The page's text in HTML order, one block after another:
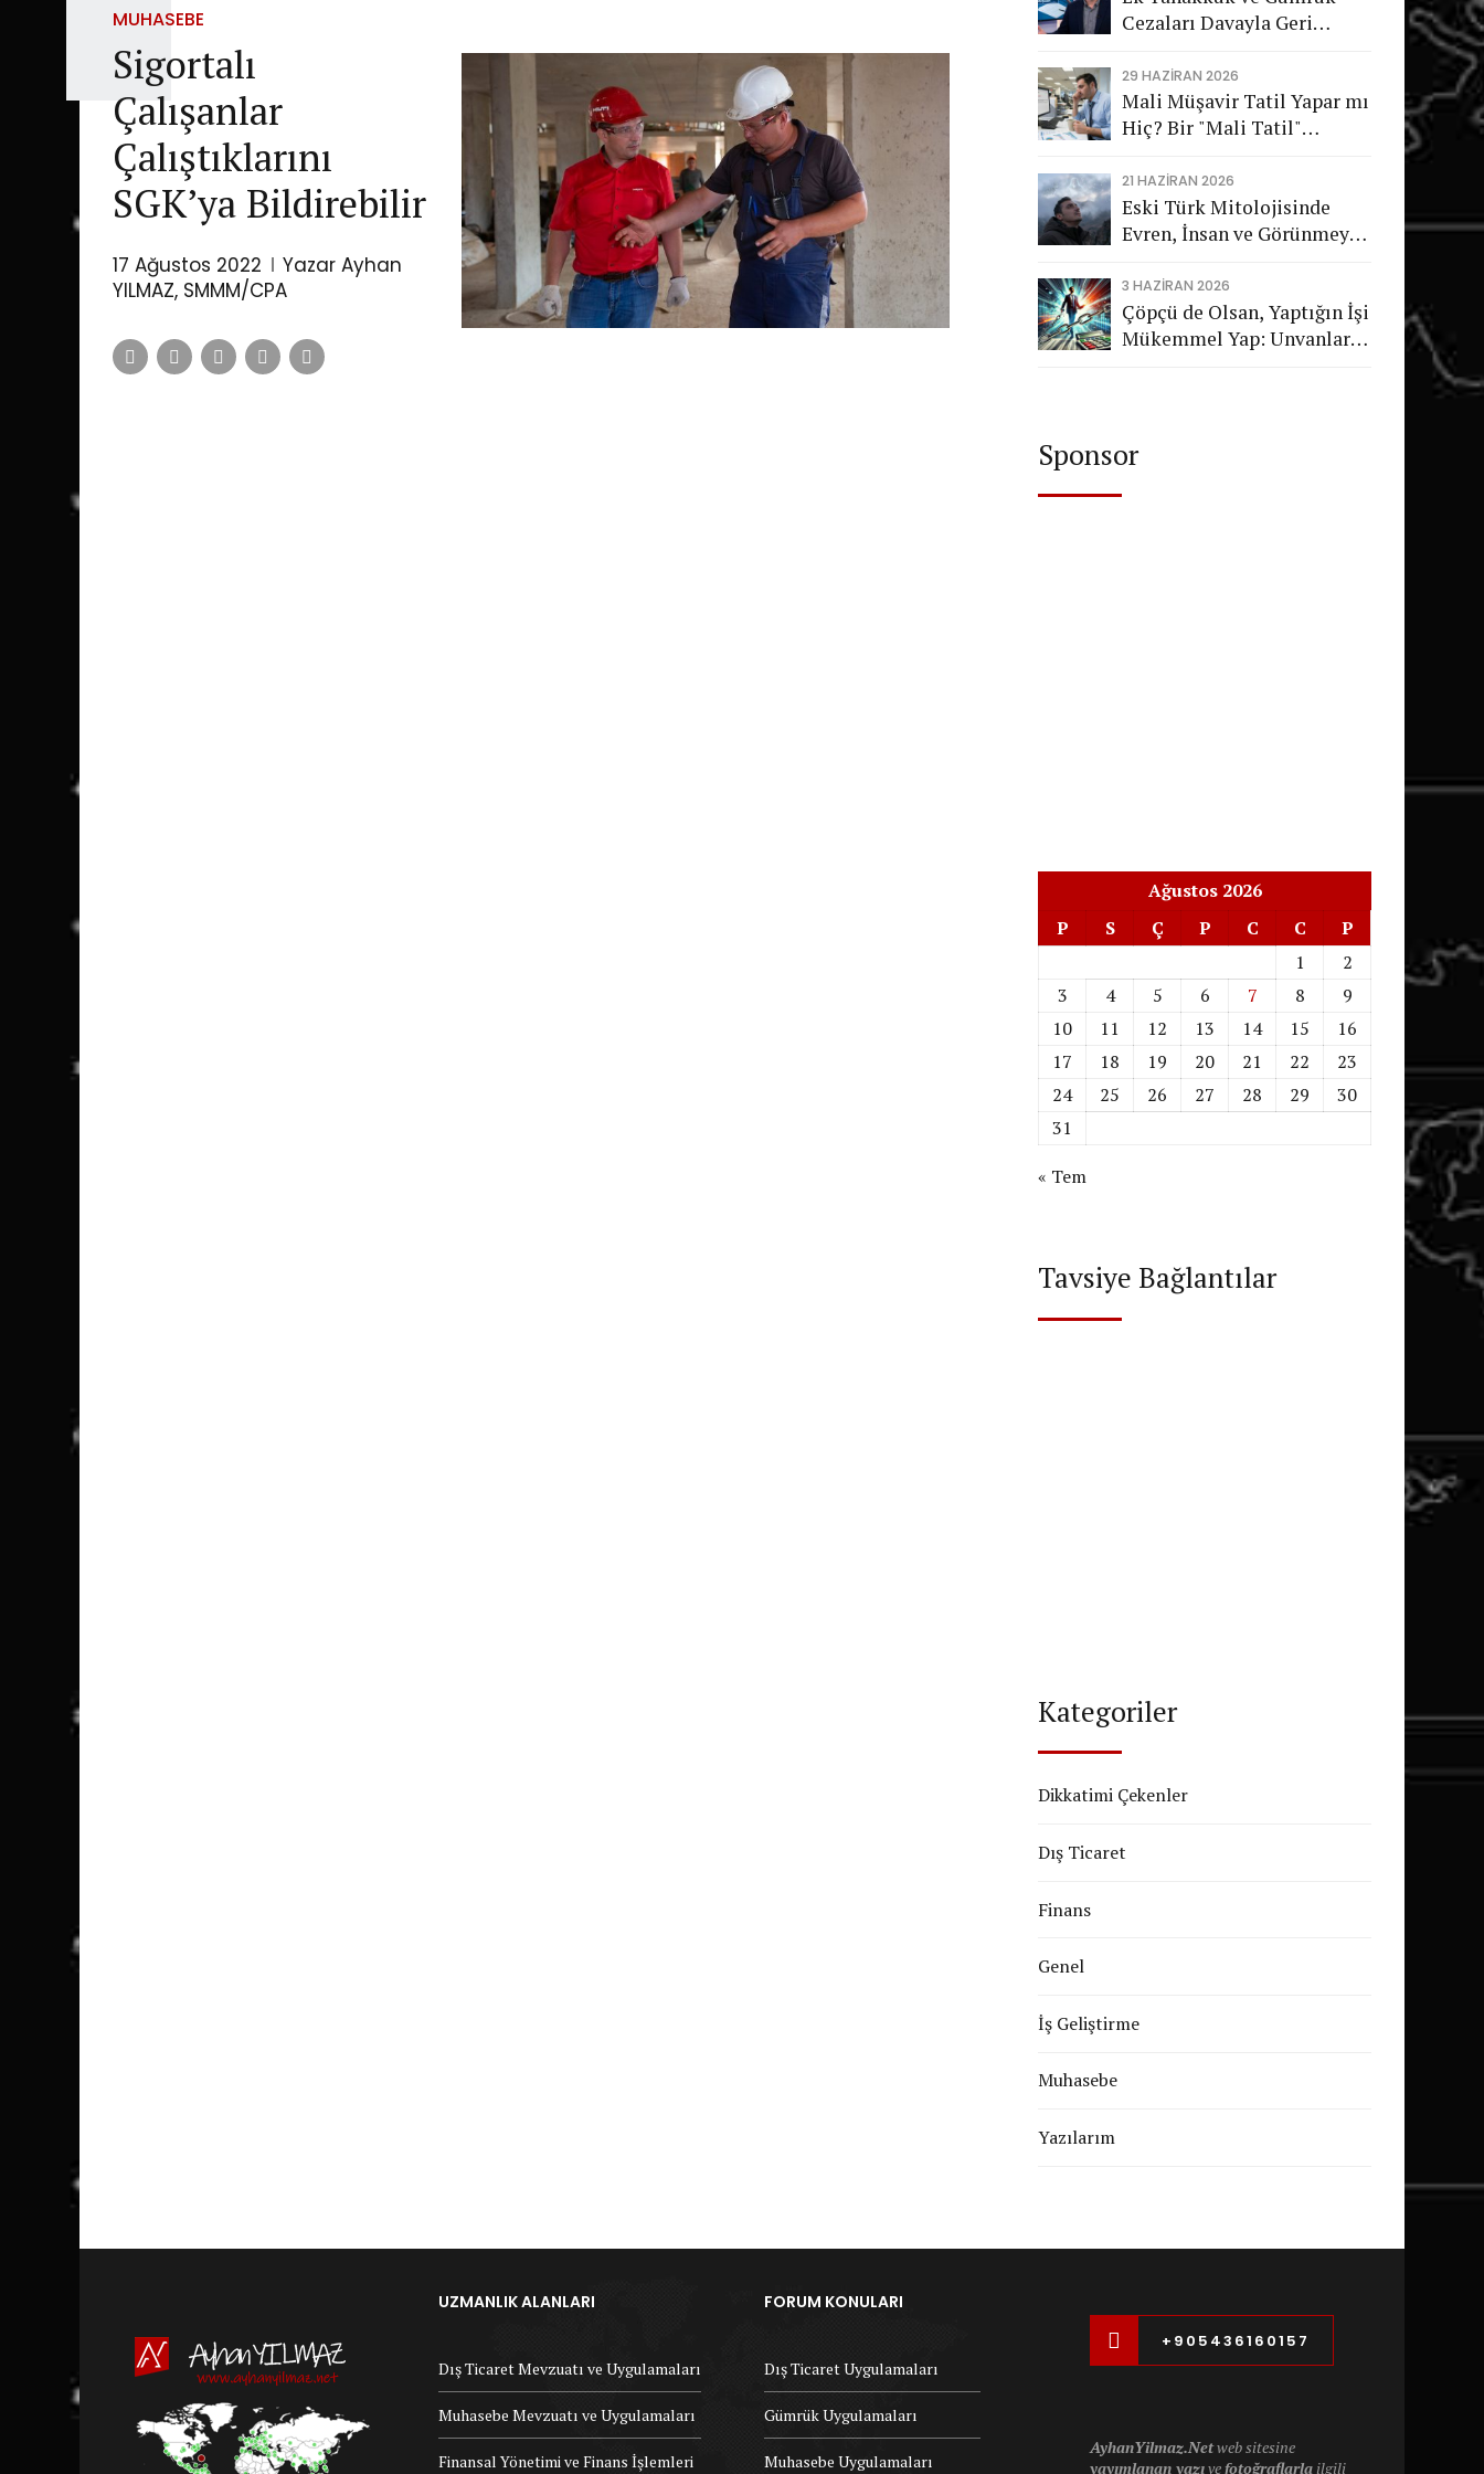
MUHASEBE
Sigortalı
Çalışanlar
Çalıştıklarını
SGK’ya Bildirebilir
17 Ağustos 2022
Yazar Ayhan
YILMAZ, SMMM/CPA
Cezaları Davayla Geri
İşlemlerin Kamuya
Görünmeyen Maliyeti
29 HAZIRAN 2026
Mali Müşavir Tatil Yapar mı
Hiç? Bir "Mali Tatil"
21 HAZIRAN 2026
Eski Türk Mitolojisinde
Evren, İnsan ve Görünmeyen
3 HAZIRAN 2026
Çöpçü de Olsan, Yaptığın İşi
Mükemmel Yap: Unvanların
Sponsor
Ağustos 2026
P
S Ç P C C
P
1
2
3
4 5 6 7 8
9
10
11 12 13 14 15
16
17
18 19 20 21 22
23
24
25 26 27 28 29
30
31
« Tem
Tavsiye Bağlantılar
Kategoriler
Dikkatimi Çekenler
Dış Ticaret
Finans
Genel
İş Geliştirme
Muhasebe
Yazılarım
UZMANLIK ALANLARI
Dış Ticaret Mevzuatı ve Uygulamaları
Muhasebe Mevzuatı ve Uygulamaları
Finansal Yönetimi ve Finans İşlemleri
FORUM KONULARI
Dış Ticaret Uygulamaları
Gümrük Uygulamaları
Muhasebe Uygulamaları
+905436160157
AyhanYilmaz.Netweb sitesine
yayımlanan yazıvefotoğraflarla ilgili